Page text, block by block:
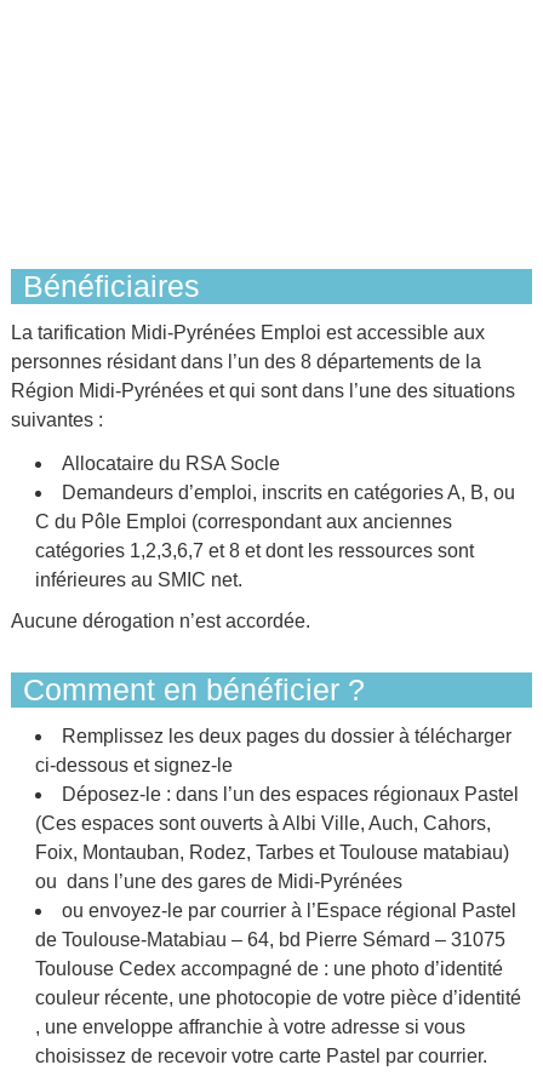
Bénéficiaires
La tarification Midi-Pyrénées Emploi est accessible aux
personnes résidant dans l’un des 8 départements de la
Région Midi-Pyrénées et qui sont dans l’une des situations
suivantes :
Allocataire du RSA Socle
Demandeurs d’emploi, inscrits en catégories A, B, ou
C du Pôle Emploi (correspondant aux anciennes
catégories 1,2,3,6,7 et 8 et dont les ressources sont
inférieures au SMIC net.
Aucune dérogation n’est accordée.
Comment en bénéficier ?
Remplissez les deux pages du dossier à télécharger
ci-dessous et signez-le
Déposez-le : dans l’un des espaces régionaux Pastel
(Ces espaces sont ouverts à Albi Ville, Auch, Cahors,
Foix, Montauban, Rodez, Tarbes et Toulouse matabiau)
ou dans l’une des gares de Midi-Pyrénées
ou envoyez-le par courrier à l’Espace régional Pastel
de Toulouse-Matabiau – 64, bd Pierre Sémard – 31075
Toulouse Cedex accompagné de : une photo d’identité
couleur récente, une photocopie de votre pièce d’identité
, une enveloppe affranchie à votre adresse si vous
choisissez de recevoir votre carte Pastel par courrier.